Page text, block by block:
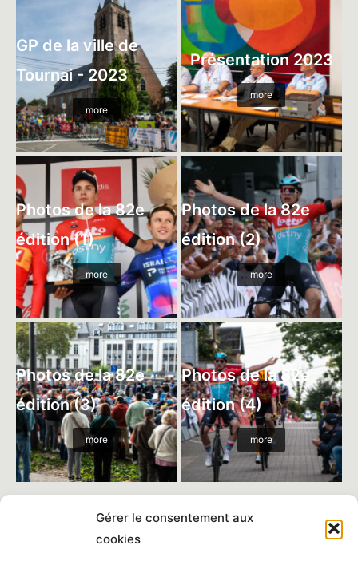
Gérer le consentement aux
cookies
GP de la ville de
Tournai - 2023
more
Présentation 2023
more
Photos de la 82e
édition (1)
more
Photos de la 82e
édition (2)
more
Photos de la 82e
édition (3)
more
Photos de la 82e
édition (4)
more